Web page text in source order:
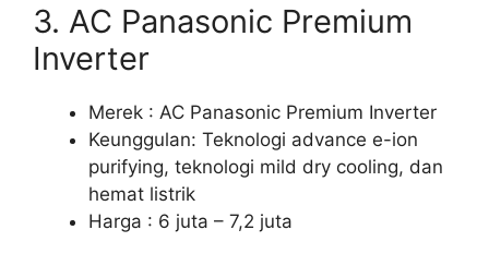
3. AC Panasonic Premium
Inverter
Merek : AC Panasonic Premium Inverter
Keunggulan: Teknologi advance e-ion
purifying, teknologi mild dry cooling, dan
hemat listrik
Harga : 6 juta – 7,2 juta